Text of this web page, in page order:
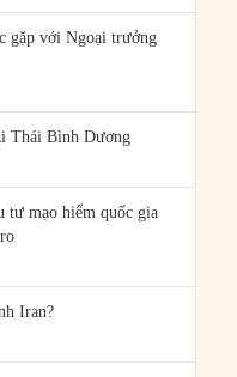
gặp với Ngoại trưởng
Thái Bình Dương
tư mạo hiểm quốc gia
Iran?